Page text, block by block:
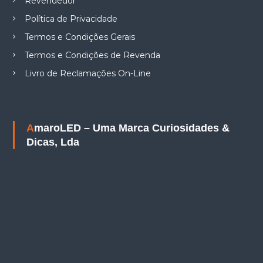
Política de Privacidade
Termos e Condições Gerais
Termos e Condições de Revenda
Livro de Reclamações On-Line
AmaroLED – Uma Marca Curiosidades &
Dicas, Lda